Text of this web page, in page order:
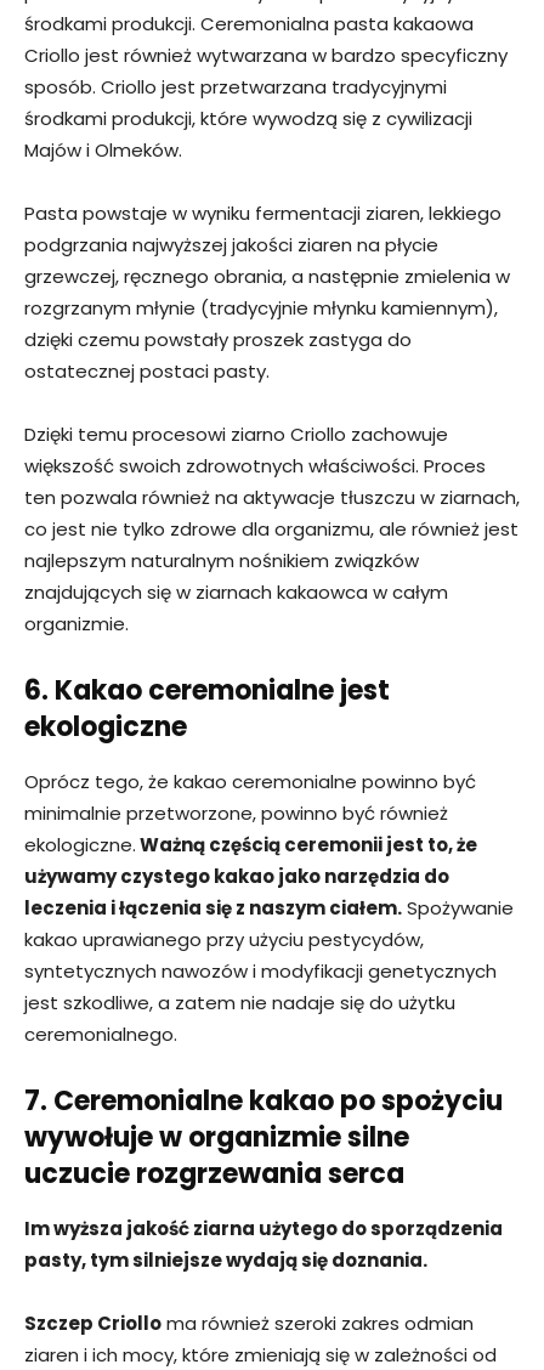
środkami produkcji. Ceremonialna pasta kakaowa
Criollo jest również wytwarzana w bardzo specyficzny
sposób. Criollo jest przetwarzana tradycyjnymi
środkami produkcji, które wywodzą się z cywilizacji
Majów i Olmeków.
Pasta powstaje w wyniku fermentacji ziaren, lekkiego
podgrzania najwyższej jakości ziaren na płycie
grzewczej, ręcznego obrania, a następnie zmielenia w
rozgrzanym młynie (tradycyjnie młynku kamiennym),
dzięki czemu powstały proszek zastyga do
ostatecznej postaci pasty.
Dzięki temu procesowi ziarno Criollo zachowuje
większość swoich zdrowotnych właściwości. Proces
ten pozwala również na aktywacje tłuszczu w ziarnach,
co jest nie tylko zdrowe dla organizmu, ale również jest
najlepszym naturalnym nośnikiem związków
znajdujących się w ziarnach kakaowca w całym
organizmie.
6. Kakao ceremonialne jest
ekologiczne
Oprócz tego, że kakao ceremonialne powinno być
minimalnie przetworzone, powinno być również
ekologiczne.Ważną częścią ceremonii jest to, że
używamy czystego kakao jako narzędzia do
leczenia i łączenia się z naszym ciałem.Spożywanie
kakao uprawianego przy użyciu pestycydów,
syntetycznych nawozów i modyfikacji genetycznych
jest szkodliwe, a zatem nie nadaje się do użytku
ceremonialnego.
7. Ceremonialne kakao po spożyciu
wywołuje w organizmie silne
uczucie rozgrzewania serca
Im wyższa jakość ziarna użytego do sporządzenia
pasty, tym silniejsze wydają się doznania.
Szczep Criolloma również szeroki zakres odmian
ziaren i ich mocy, które zmieniają się w zależności od